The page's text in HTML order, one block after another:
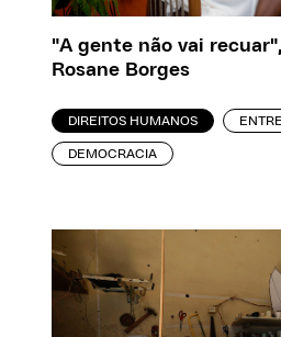
"A gente não vai
Rosane Borges
DIREITOS HUMANOS
DEMOCRACIA